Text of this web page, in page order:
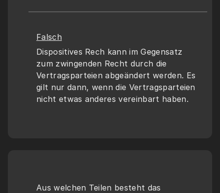
Falsch
Dispositives Rech kann im Gegensatz
zum zwingenden Recht durch die
Vertragsparteien abgeändert werden. Es
gilt nur dann, wenn die Vertragsparteien
nicht etwas anderes vereinbart haben.
Aus welchen Teilen besteht das